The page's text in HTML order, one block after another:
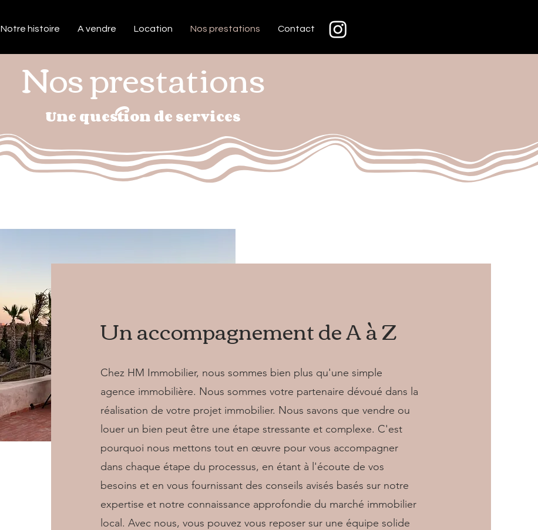
Notre histoire A vendre Location Nos prestations Contact
Nos prestations
Une question de services
Un accompagnement de A à Z
Chez HM Immobilier, nous sommes bien plus qu'une simple
agence immobilière. Nous sommes votre partenaire dévoué dans la
réalisation de votre projet immobilier. Nous savons que vendre ou
louer un bien peut être une étape stressante et complexe. C'est
pourquoi nous mettons tout en œuvre pour vous accompagner
dans chaque étape du processus, en étant à l'écoute de vos
besoins et en vous fournissant des conseils avisés basés sur notre
expertise et notre connaissance approfondie du marché immobilier
local. Avec nous, vous pouvez vous reposer sur une équipe solide